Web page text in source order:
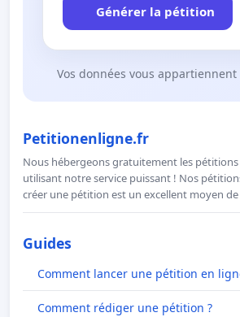
Générer la pétition
Vos données vous appartiennent
Petitionenligne.fr
Nous hébergeons gratuitement les
utilisant notre service puissant ! Nos
créer une pétition est un excellent moyen
Guides
Comment lancer une pétition en
Comment rédiger une pétition ?